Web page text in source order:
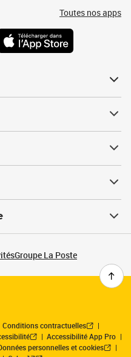
Toutes nos apps
Groupe La Poste
Conditions contractuelles
Accessibilité App Pro
personnelles et cookies